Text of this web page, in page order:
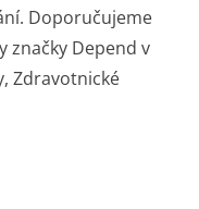
Doporučujeme
značky Depend v
Zdravotnické